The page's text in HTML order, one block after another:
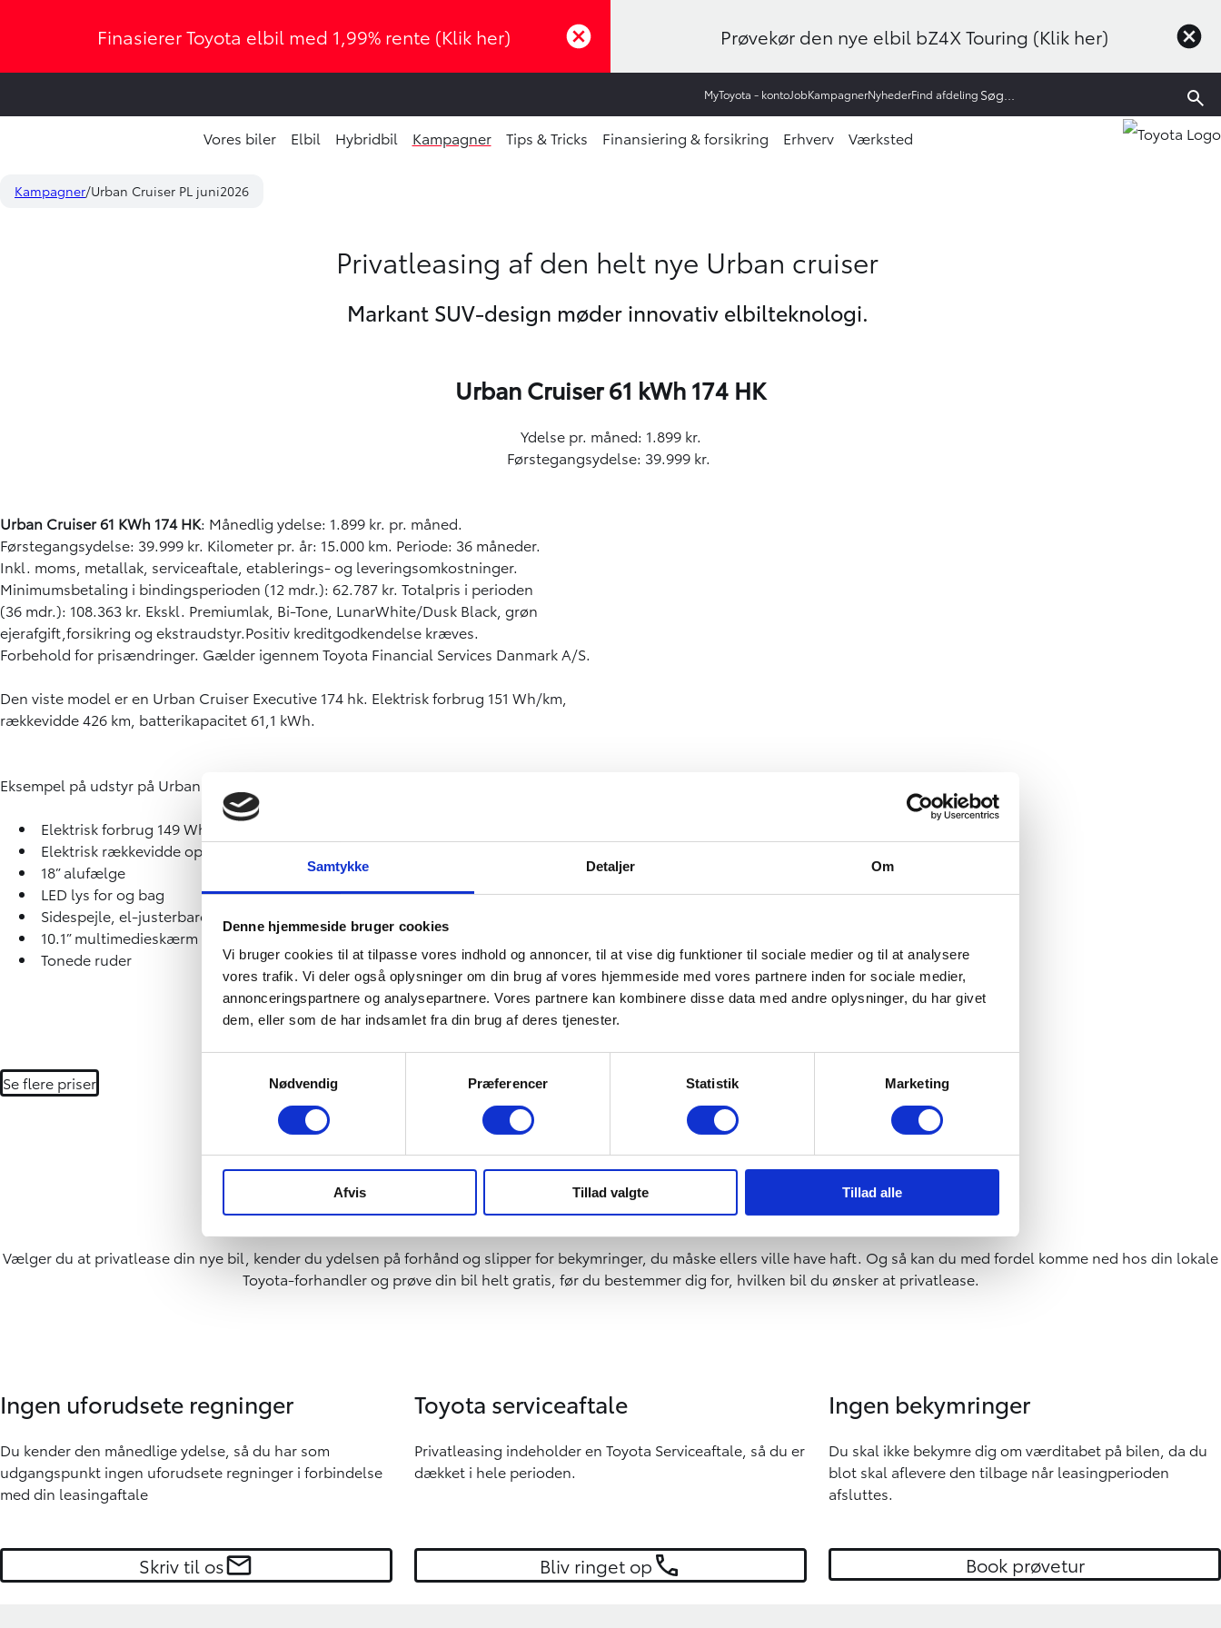
Samtykke Detaljer Om
Denne hjemmeside bruger cookies
Vi bruger cookies til at tilpasse vores indhold og annoncer, til at vise dig funktioner til sociale medier og til at analysere
vores trafik. Vi deler også oplysninger om din brug af vores hjemmeside med vores partnere inden for sociale medier,
annonceringspartnere og analysepartnere. Vores partnere kan kombinere disse data med andre oplysninger, du har givet
dem, eller som de har indsamlet fra din brug af deres tjenester.
Nødvendig
Præferencer Statistik Marketing
Afvis Tillad valgte Tillad alle
Finasierer Toyota elbil med 1,99% rente (Klik her) Prøvekør den nye elbil bZ4X Touring (Klik her)
MyToyota - kontoJobKampagnerNyhederFind afdeling
Vores biler Elbil Hybridbil Kampagner Tips & Tricks Finansiering & forsikring Erhverv Værksted
Kampagner Urban Cruiser PL juni2026
Privatleasing af den helt nye Urban cruiser
Markant SUV-design møder innovativ elbilteknologi.
Urban Cruiser 61 kWh 174 HK
Ydelse pr. måned: 1.899 kr.
Førstegangsydelse: 39.999 kr.
Urban Cruiser61 KWh 174 HK: Månedlig ydelse: 1.899 kr. pr. måned.
Førstegangsydelse: 39.999 kr. Kilometer pr. år: 15.000 km. Periode: 36 måneder.
Inkl. moms, metallak, serviceaftale, etablerings- og leveringsomkostninger.
Minimumsbetaling i bindingsperioden (12 mdr.): 62.787 kr. Totalpris i perioden
(36 mdr.): 108.363 kr. Ekskl. Premiumlak, Bi-Tone, LunarWhite/Dusk Black, grøn
ejerafgift,forsikring og ekstraudstyr.Positiv kreditgodkendelse kræves.
Forbehold for prisændringer. Gælder igennem Toyota Financial Services Danmark A/S.
Den viste model er en Urban Cruiser Executive 174 hk. Elektrisk forbrug 151 Wh/km,
rækkevidde 426 km, batterikapacitet 61,1 kWh.
Eksempel på udstyr på Urban Cruiser Active:
Elektrisk forbrug 149 Wh/km
Elektrisk rækkevidde op til 344 km
18” alufælge
LED lys for og bag
Sidespejle, el-justerbare og foldbare
10.1” multimedieskærm
Tonede ruder
Se flere priser Læs mere om Urban Cruiser Få en byttepris
Fordelene ved privatleasing
Vælger du at privatlease din nye bil, kender du ydelsen på forhånd og slipper for bekymringer, du måske ellers ville have haft. Og så kan du med fordel komme ned hos din lokale
Toyota-forhandler og prøve din bil helt gratis, før du bestemmer dig for, hvilken bil du ønsker at privatlease.
Ingen uforudsete regninger
Du kender den månedlige ydelse, så du har som
udgangspunkt ingen uforudsete regninger i forbindelse
med din leasingaftale
Toyota serviceaftale
Privatleasing indeholder en Toyota Serviceaftale, så du er
dækket i hele perioden.
Ingen bekymringer
Du skal ikke bekymre dig om værditabet på bilen, da du
blot skal aflevere den tilbage når leasingperioden
afsluttes.
Skriv til os Bliv ringet op Book prøvetur